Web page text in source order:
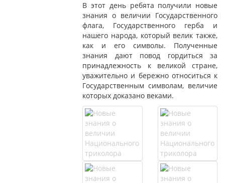
В этот день ребята получили новые
знания о величии Государственного
флага, Государственного герба и
нашего народа, который велик также,
как и его символы. Полученные
знания дают повод гордиться за
принадлежность к великой стране,
уважительно и бережно относиться к
Государственным символам, величие
которых доказано веками.